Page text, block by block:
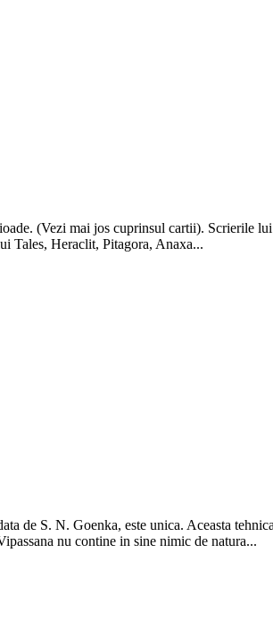
(Vezi mai jos cuprinsul cartii). Scrierile
Tales, Heraclit, Pitagora, Anaxa...
de S. N. Goenka, este unica. Aceasta
nu contine in sine nimic de natura...